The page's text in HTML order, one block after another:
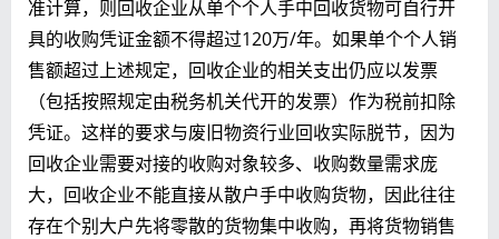
准计算，则回收企业从单个个人手中回收货物可自行开
具的收购凭证金额不得超过120万/年。如果单个个人销
售额超过上述规定，回收企业的相关支出仍应以发票
（包括按照规定由税务机关代开的发票）作为税前扣除
凭证。这样的要求与废旧物资行业回收实际脱节，因为
回收企业需要对接的收购对象较多、收购数量需求庞
大，回收企业不能直接从散户手中收购货物，因此往往
存在个别大户先将零散的货物集中收购，再将货物销售